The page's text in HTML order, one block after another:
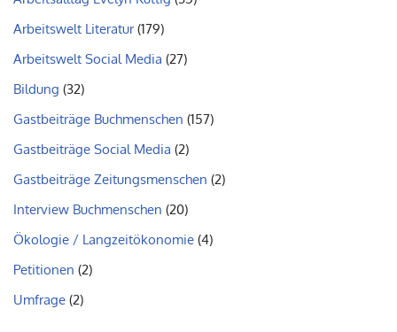
Arbeitswelt Literatur(179)
Arbeitswelt Social Media (27)
Bildung (32)
Gastbeiträge Buchmenschen (157)
Gastbeiträge Social Media (2)
Gastbeiträge Zeitungsmenschen (2)
Interview Buchmenschen (20)
Ökologie / Langzeitökonomie (4)
Petitionen (2)
Umfrage (2)